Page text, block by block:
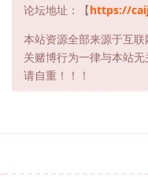
论坛地址：【https://
本站资源全部来源于互
关赌博行为一律与本站
请自重！！！